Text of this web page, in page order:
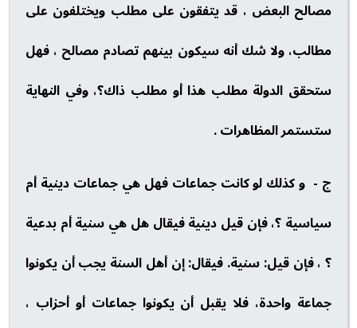
مصالح البعض ، قد يتفقون على مطلب ويختلفون على
مطالب، ولا شك أنه سيكون بينهم تصادم مصالح ، فهل
ستحقق الدولة مطلب هذا أو مطلب ذاك؟، وفي النهاية
ستستمر المظاهرات .
ج - و كذلك لو كانت جماعات فهل هي جماعات دينية أم
سياسية ؟، فإن قيل دينية فيقال هل هي سنية أم بدعية
؟ ، فإن قيل: سنية. فيقال: إن أهل السنة يجب أن يكونوا
جماعة واحدة، فلا يقبل أن يكونوا جماعات أو أحزاب ،